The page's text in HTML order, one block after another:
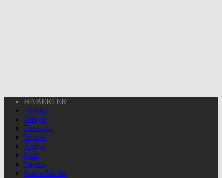
HABERLER
Türkiye
Dünya
Ekonomi
Siyaset
Asayiş
Spor
Yaşam
Kamu İlanları